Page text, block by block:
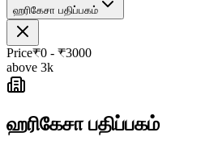
ஹரிகேசா பதிப்பகம்
Price₹0 - ₹3000
above 3k
ஹரிகேசா பதிப்பகம்